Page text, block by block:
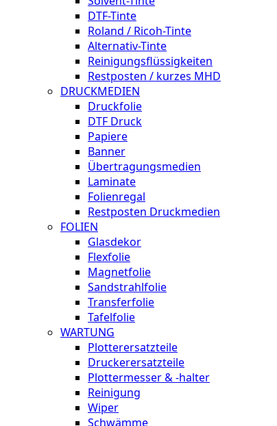
DTF-Tinte
Roland / Ricoh-Tinte
Alternativ-Tinte
Reinigungsflüssigkeiten
Restposten / kurzes MHD
DRUCKMEDIEN
Druckfolie
DTF Druck
Papiere
Banner
Übertragungsmedien
Laminate
Folienregal
Restposten Druckmedien
FOLIEN
Glasdekor
Flexfolie
Magnetfolie
Sandstrahlfolie
Transferfolie
Tafelfolie
WARTUNG
Plotterersatzteile
Druckerersatzteile
Plottermesser & -halter
Reinigung
Wiper
Schwämme